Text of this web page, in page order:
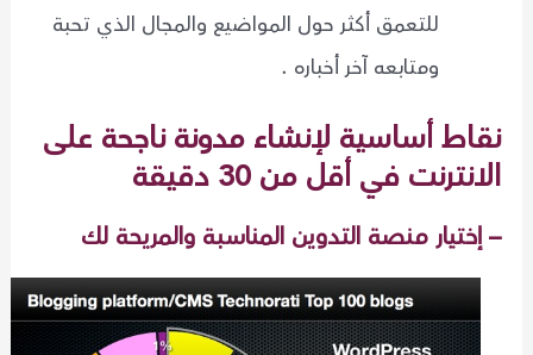
للتعمق أكثر حول المواضيع والمجال الذي تحبة
ومتابعه آخر أخباره .
نقاط أساسية لإنشاء مدونة ناجحة على
الانترنت في أقل من 30 دقيقة
– إختيار منصة التدوين المناسبة والمريحة لك